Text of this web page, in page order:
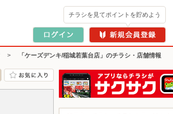
チラシを見てポイントを貯めよう
> 「ケーズデンキ/稲城若葉台店」のチラシ・店舗情報